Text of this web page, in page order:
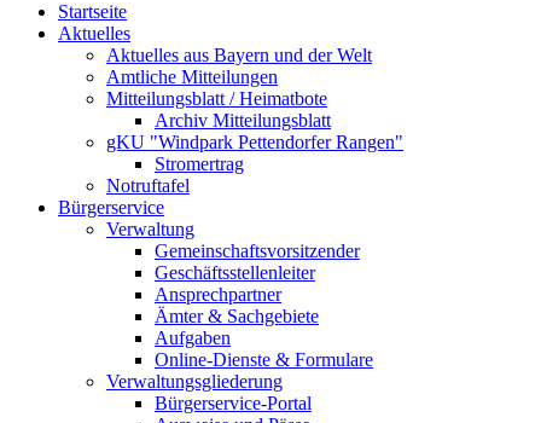
Startseite
Aktuelles
Aktuelles aus Bayern und der Welt
Amtliche Mitteilungen
Mitteilungsblatt / Heimatbote
Archiv Mitteilungsblatt
gKU "Windpark Pettendorfer Rangen"
Stromertrag
Notruftafel
Bürgerservice
Verwaltung
Gemeinschaftsvorsitzender
Geschäftsstellenleiter
Ansprechpartner
Ämter & Sachgebiete
Aufgaben
Online-Dienste & Formulare
Verwaltungsgliederung
Bürgerservice-Portal